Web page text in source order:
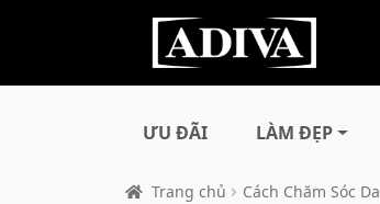
ƯU ĐÃI LÀM ĐẸP
Trang chủ Cách Chăm Sóc Da